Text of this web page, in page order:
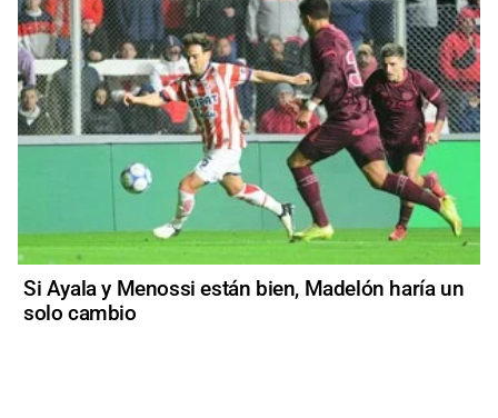
Si Ayala y Menossi están bien, Madelón haría un
solo cambio